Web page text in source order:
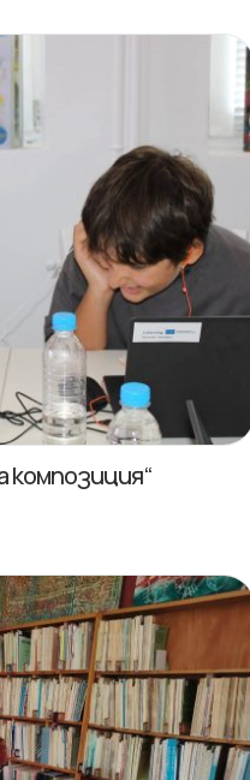
композиция“